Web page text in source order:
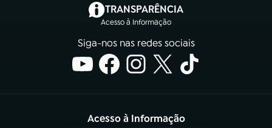
TRANSPARÊNCIA
Acesso à Informação
(abre em nova aba)
Siga-nos nas redes sociais
Acesso à Informação